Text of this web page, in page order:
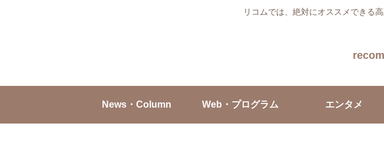
リコムでは、絶対にオススメできる
News・Column Web・プログラム エンタメ